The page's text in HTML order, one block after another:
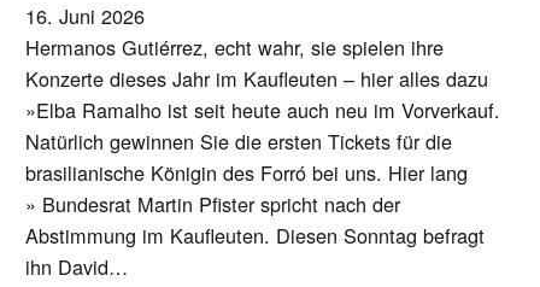
16. Juni 2026
Hermanos Gutiérrez, echt wahr, sie spielen ihre
Konzerte dieses Jahr im Kaufleuten – hier alles dazu
»Elba Ramalho ist seit heute auch neu im Vorverkauf.
Natürlich gewinnen Sie die ersten Tickets für die
brasilianische Königin des Forró bei uns. Hier lang
» Bundesrat Martin Pfister spricht nach der
Abstimmung im Kaufleuten. Diesen Sonntag befragt
ihn David…